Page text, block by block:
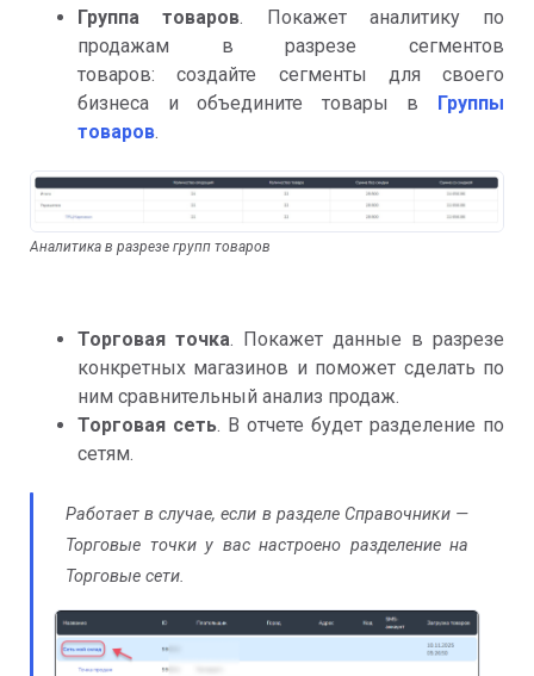
Группа товаров. Покажет аналитику по
продажам в разрезе сегментов
товаров: создайте сегменты для своего
бизнеса и объедините товары в Группы
товаров.
Аналитика в разрезе групп товаров
Торговая точка. Покажет данные в разрезе
конкретных магазинов и поможет сделать по
ним сравнительный анализ продаж.
Торговая сеть. В отчете будет разделение по
сетям.
Работает в случае, если в разделе Справочники —
Торговые точки у вас настроено разделение на
Торговые сети.